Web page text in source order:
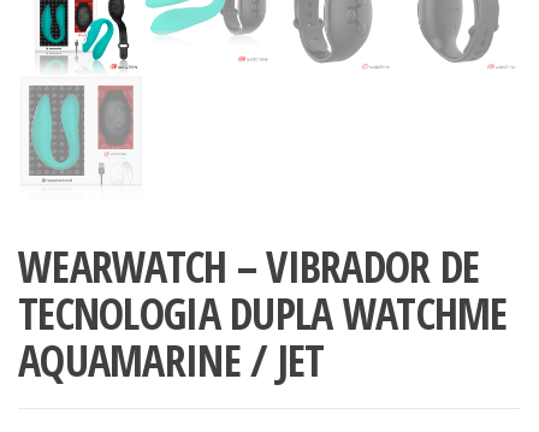
WEARWATCH – VIBRADOR DE
TECNOLOGIA DUPLA WATCHME
AQUAMARINE / JET